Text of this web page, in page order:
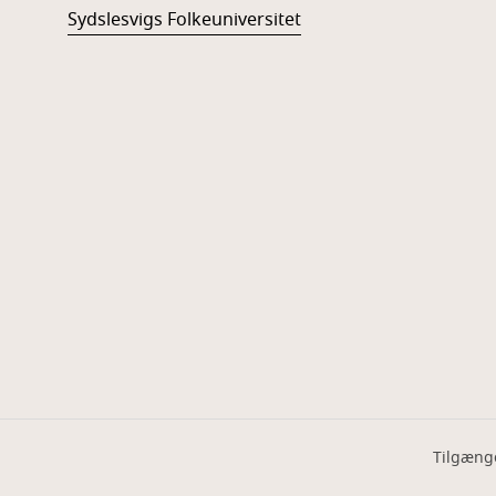
Sydslesvigs Folkeuniversitet